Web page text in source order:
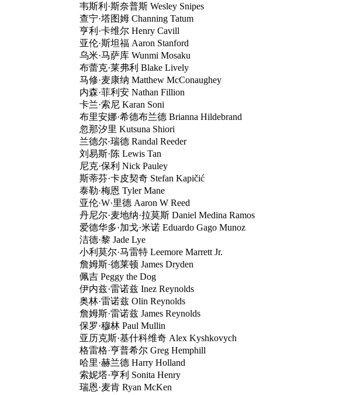
韦斯利·斯奈普斯 Wesley Snipes
查宁·塔图姆 Channing Tatum
亨利·卡维尔 Henry Cavill
亚伦·斯坦福 Aaron Stanford
乌米·马萨库 Wunmi Mosaku
布蕾克·莱弗利 Blake Lively
马修·麦康纳 Matthew McConaughey
内森·菲利安 Nathan Fillion
卡兰·索尼 Karan Soni
布里安娜·希德布兰德 Brianna Hildebrand
忽那汐里 Kutsuna Shiori
兰德尔·瑞德 Randal Reeder
刘易斯·陈 Lewis Tan
尼克·保利 Nick Pauley
斯蒂芬·卡皮契奇 Stefan Kapičić
泰勒·梅恩 Tyler Mane
亚伦·W·里德 Aaron W Reed
丹尼尔·麦地纳·拉莫斯 Daniel Medina Ramos
爱德华多·加戈·米诺 Eduardo Gago Munoz
洁德·黎 Jade Lye
小利莫尔·马雷特 Leemore Marrett Jr.
詹姆斯·德莱顿 James Dryden
佩吉 Peggy the Dog
伊内兹·雷诺兹 Inez Reynolds
奥林·雷诺兹 Olin Reynolds
詹姆斯·雷诺兹 James Reynolds
保罗·穆林 Paul Mullin
亚历克斯·基什科维奇 Alex Kyshkovych
格雷格·亨普希尔 Greg Hemphill
哈里·赫兰德 Harry Holland
索妮塔·亨利 Sonita Henry
瑞恩·麦肯 Ryan McKen